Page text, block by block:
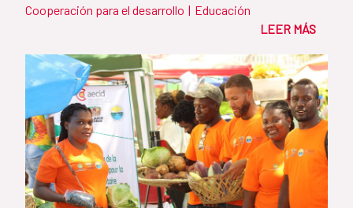
Cooperación para el desarrollo | Educación
LEER MÁS